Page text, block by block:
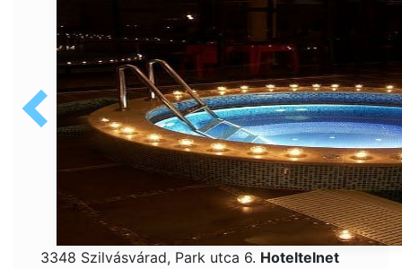
3348 Szilvásvárad, Park utca 6. Hoteltelnet